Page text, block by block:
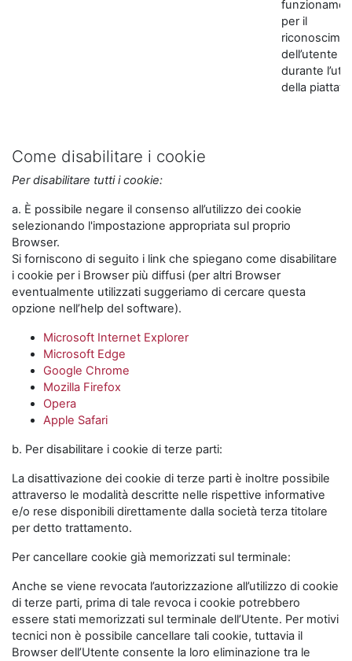
per il
dell’utente
durante
della
Come disabilitare i cookie
Per disabilitare tutti i cookie:
a. È possibile negare il consenso all’utilizzo dei cookie
selezionando l'impostazione appropriata sul proprio
Browser.
Si forniscono di seguito i link che spiegano come disabilitare
i cookie per i Browser più diffusi (per altri Browser
eventualmente utilizzati suggeriamo di cercare questa
opzione nell’help del software).
Microsoft Internet Explorer
Microsoft Edge
Google Chrome
Mozilla Firefox
Opera
Apple Safari
b. Per disabilitare i cookie di terze parti:
La disattivazione dei cookie di terze parti è inoltre possibile
attraverso le modalità descritte nelle rispettive informative
e/o rese disponibili direttamente dalla società terza titolare
per detto trattamento.
Per cancellare cookie già memorizzati sul terminale:
Anche se viene revocata l’autorizzazione all’utilizzo di cookie
di terze parti, prima di tale revoca i cookie potrebbero
essere stati memorizzati sul terminale dell’Utente. Per motivi
tecnici non è possibile cancellare tali cookie, tuttavia il
Browser dell’Utente consente la loro eliminazione tra le